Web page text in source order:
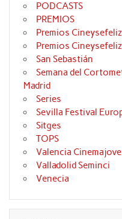
PODCASTS
PREMIOS
Premios Cineysefeliz
Premios Cineysefeliz
San Sebastián
Semana del
Madrid
Series
Sevilla Festival
Sitges
TOPS
Valencia Cinemajove
Valladolid Seminci
Venecia